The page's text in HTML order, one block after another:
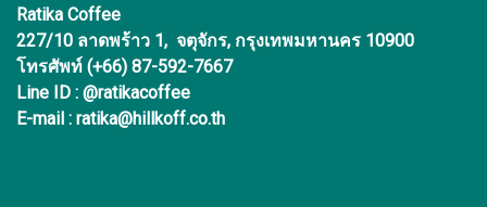
Ratika Coffee
227/10 ลาดพร้าว 1, จตุจักร, กรุงเทพมหานคร 10900
โทรศัพท์ (+66) 87-592-7667
Line ID : @ratikacoffee
E-mail : ratika@hillkoff.co.th